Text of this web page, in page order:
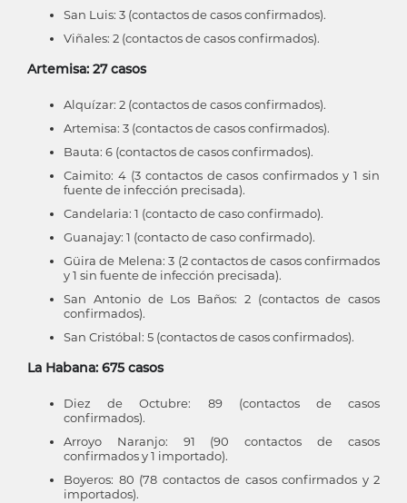
San Luis: 3 (contactos de casos confirmados).
Viñales: 2 (contactos de casos confirmados).
Artemisa: 27 casos
Alquízar: 2 (contactos de casos confirmados).
Artemisa: 3 (contactos de casos confirmados).
Bauta: 6 (contactos de casos confirmados).
Caimito: 4 (3 contactos de casos confirmados y 1 sin
fuente de infección precisada).
Candelaria: 1 (contacto de caso confirmado).
Guanajay: 1 (contacto de caso confirmado).
Güira de Melena: 3 (2 contactos de casos confirmados
y 1 sin fuente de infección precisada).
San Antonio de Los Baños: 2 (contactos de casos
confirmados).
San Cristóbal: 5 (contactos de casos confirmados).
La Habana: 675 casos
Diez de Octubre: 89 (contactos de casos
confirmados).
Arroyo Naranjo: 91 (90 contactos de casos
confirmados y 1 importado).
Boyeros: 80 (78 contactos de casos confirmados y 2
importados).